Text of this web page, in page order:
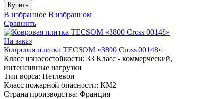
Купить
В избранное В избранном
Сравнить
На заказ
Ковровая плитка TECSOM «3800 Cross 00148»
Класс износостойкости: 33 Класс - коммерческий,
интенсивные нагрузки
Тип ворса: Петлевой
Класс пожарной опасности: КМ2
Страна производства: Франция